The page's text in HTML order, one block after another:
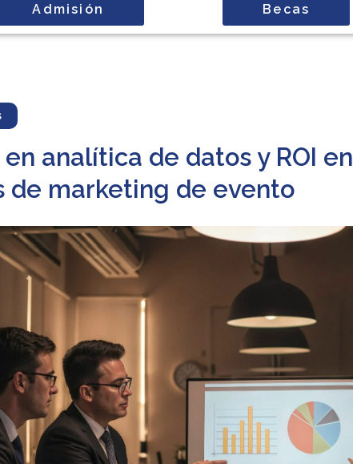
Admisión Becas
analítica de datos y ROI en
de marketing de evento